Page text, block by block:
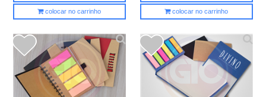
colocar no carrinho colocar no carrinho